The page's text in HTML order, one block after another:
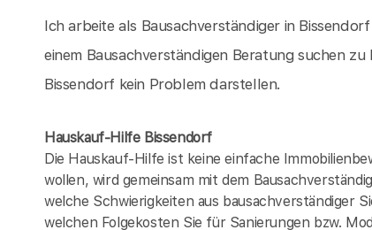
Ich arbeite als Bausachverständiger in
einem Bausachverständigen Beratung suchen
Bissendorf kein Problem darstellen.
Hauskauf-Hilfe Bissendorf
Die Hauskauf-Hilfe ist keine einfache
wollen, wird gemeinsam mit dem
welche Schwierigkeiten aus bausachverständiger
welchen Folgekosten Sie für Sanierungen bzw.